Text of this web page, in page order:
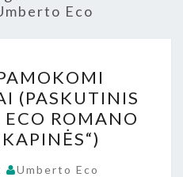
Eco
PAMOKOMI
PATIKSLINIMAI
(PASKUTINIS
SKYRIUS
IŠ
(PASKUTINIS
ECO ROMANO
Umberto Eco